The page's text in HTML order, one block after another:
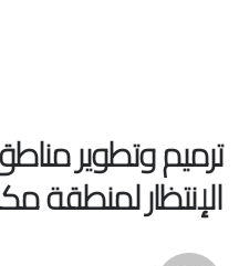
ترميم وتطوير
الإنتظار لمنطقة